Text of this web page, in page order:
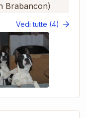
Brabancon)
Vedi tutte (4)